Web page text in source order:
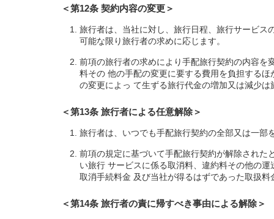
＜第12条 契約内容の変更＞
旅行者は、当社に対し、旅行日程、旅行サービス
可能な限り旅行者の求めに応じます。
前項の旅行者の求めにより手配旅行契約の内容を
料その 他の手配の変更に要する費用を負担する
の変更によっ て生ずる旅行代金の増加又は減少
＜第13条 旅行者による任意解除＞
旅行者は、いつでも手配旅行契約の全部又は一部
前項の規定に基づいて手配旅行契約が解除された
い旅行 サービスに係る取消料、違約料その他の
取消手続料金 及び当社が得るはずであった取扱
＜第14条 旅行者の責に帰すべき事由による解除＞